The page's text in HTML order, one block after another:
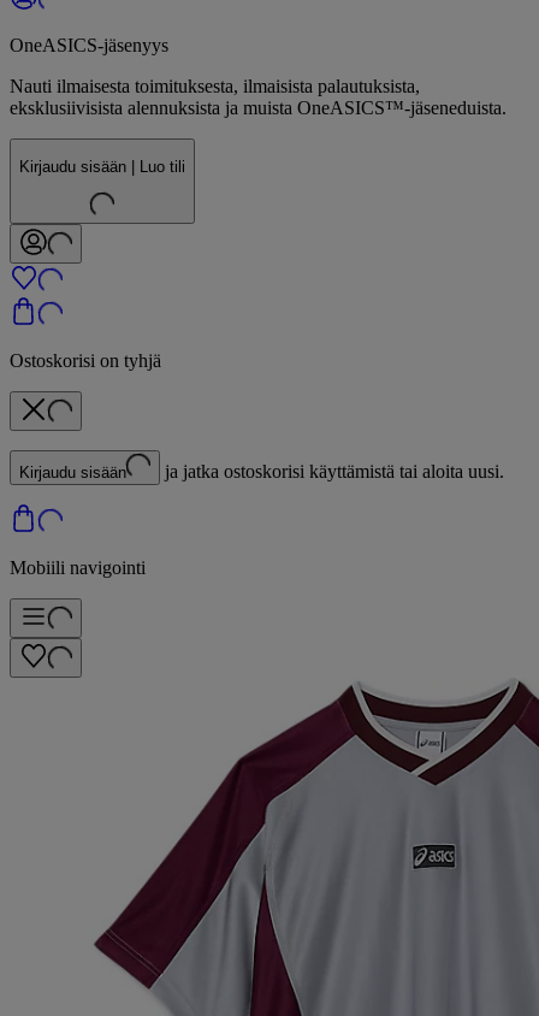
OneASICS-jäsenyys
Nauti ilmaisesta toimituksesta, ilmaisista palautuksista,
eksklusiivisista alennuksista ja muista OneASICS™-jäseneduista.
Kirjaudu sisään | Luo tili
Ostoskorisi on tyhjä
Kirjaudu sisään ja jatka ostoskorisi käyttämistä tai aloita uusi.
Mobiili navigointi